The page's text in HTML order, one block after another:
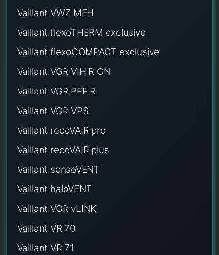
Vaillant VWZ MEH
Vaillant flexoTHERM exclusive
Vaillant flexoCOMPACT exclusive
Vaillant VGR VIH R CN
Vaillant VGR PFE R
Vaillant VGR VPS
Vaillant recoVAIR pro
Vaillant recoVAIR plus
Vaillant sensoVENT
Vaillant haloVENT
Vaillant VGR vLINK
Vaillant VR 70
Vaillant VR 71